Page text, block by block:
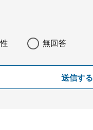
無回答
送信する